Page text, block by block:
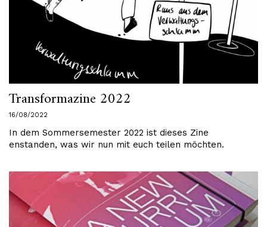
Transformazine 2022
16/08/2022
In dem Sommersemester 2022 ist dieses Zine
enstanden, was wir nun mit euch teilen möchten.